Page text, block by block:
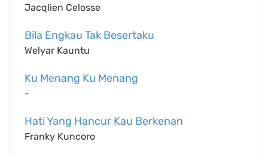
Jacqlien Celosse
Bila Engkau Tak Besertaku
Welyar Kauntu
Ku Menang Ku Menang
-
Hati Yang Hancur Kau Berkenan
Franky Kuncoro